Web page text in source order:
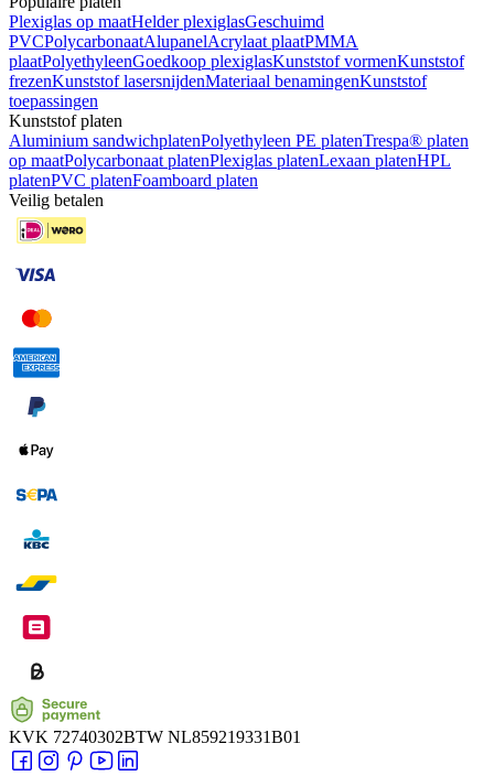
Plexiglas op maatHelder plexiglasGeschuimd
PVCPolycarbonaatAlupanelAcrylaat plaatPMMA
plaatPolyethyleenGoedkoop plexiglasKunststof vormenKunststof
frezenKunststof lasersnijdenMateriaal benamingenKunststof
toepassingen
Kunststof platen
Aluminium sandwichplatenPolyethyleen PE platenTrespa® platen
op maatPolycarbonaat platenPlexiglas platenLexaan platenHPL
platenPVC platenFoamboard platen
Veilig betalen
KVK 72740302BTW NL859219331B01